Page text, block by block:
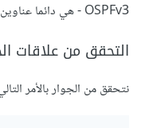
OSPFv3 - هي دائما عناوين رابط محلي.
التحقق من علاقات
نتحقق من الجوار بالأمر